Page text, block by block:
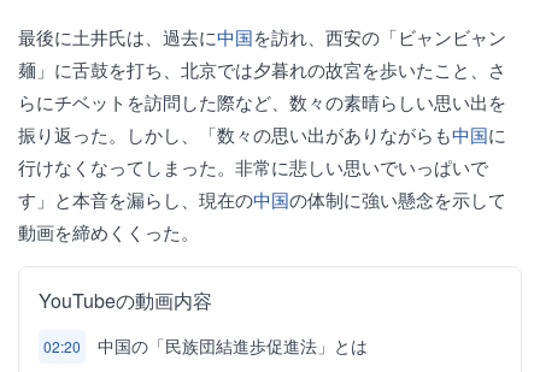
最後に土井氏は、過去に中国を訪れ、西安の「ビャンビャン
麺」に舌鼓を打ち、北京では夕暮れの故宮を歩いたこと、さ
らにチベットを訪問した際など、数々の素晴らしい思い出を
振り返った。しかし、「数々の思い出がありながらも中国に
行けなくなってしまった。非常に悲しい思いでいっぱいで
す」と本音を漏らし、現在の中国の体制に強い懸念を示して
動画を締めくくった。
YouTubeの動画内容
02:20 中国の「民族団結進歩促進法」とは